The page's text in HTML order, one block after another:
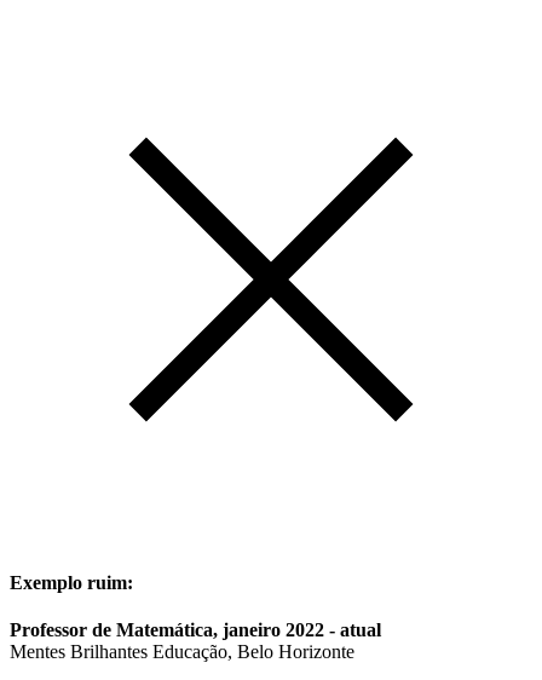
Exemplo ruim:
Professor de Matemática, janeiro 2022 - atual
Mentes Brilhantes Educação, Belo Horizonte